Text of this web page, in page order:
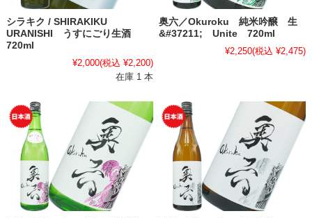
シラキク / SHIRAKIKU
URANISHI うすにごり生酒
720ml
¥2,000(税込 ¥2,200)
在庫 1 本
奥六／Okuroku 純米吟醸 生
&#37211; Unite 720ml
¥2,250(税込 ¥2,475)